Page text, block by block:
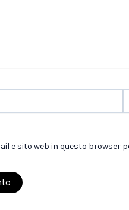
e sito web in questo browser